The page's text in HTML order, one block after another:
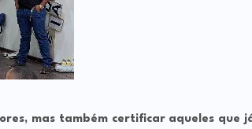
mas também certificar aqueles que